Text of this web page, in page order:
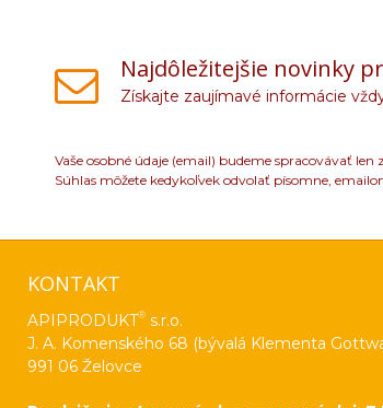
Najdôležitejšie novinky
Získajte zaujímavé informácie
Vaše osobné údaje (email) budeme spracovávať
Súhlas môžete kedykoľvek odvolať písomne,
KONTAKT
APIPRODUKT® s.r.o.
J. A. Komenského 68 (bývalá Klementa
991 06 Želovce